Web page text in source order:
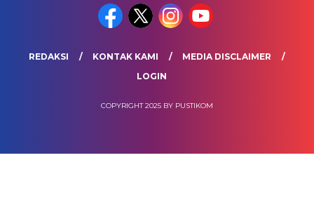
REDAKSI KONTAK KAMI
MEDIA DISCLAIMER
LOGIN
COPYRIGHT 2025 BY PUSTIKOM